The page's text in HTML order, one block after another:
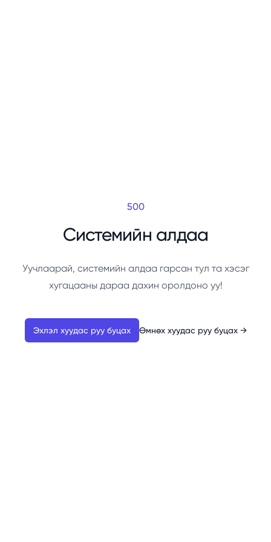
500
Системийн алдаа
Уучлаарай, системийн алдаа гарсан тул та хэсэг
хугацааны дараа дахин оролдоно уу!
Эхлэл хуудас руу буцах Өмнөх хуудас руу буцах →